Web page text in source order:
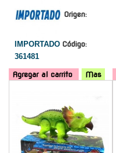
Origen:
IMPORTADO Código:
361481
Agregar al carrito Mas